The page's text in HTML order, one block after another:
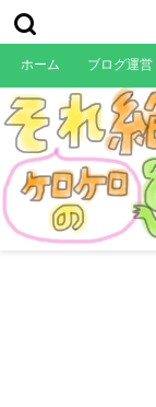
ホーム ブログ運営